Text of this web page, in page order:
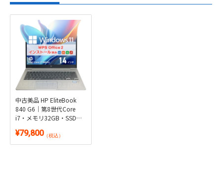
中古美品 HP EliteBook
840 G6｜第8世代Core
i7・メモリ32GB・SSD
｜Windows 11・WPS
Office 2付き
¥79,800（税込）